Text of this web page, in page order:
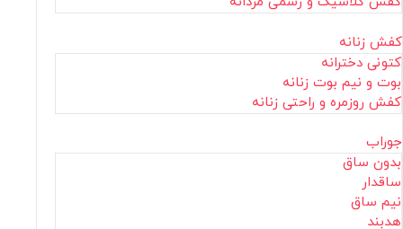
کفش زنانه
کتونی دخترانه
بوت و نیم بوت زنانه
کفش روزمره و راحتی زنانه
جوراب
بدون ساق
ساقدار
نیم ساق
هدبند